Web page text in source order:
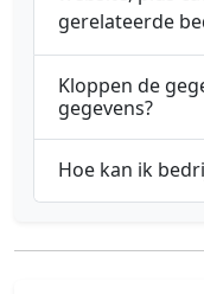
gerelateerde
Kloppen de
gegevens?
Hoe kan ik